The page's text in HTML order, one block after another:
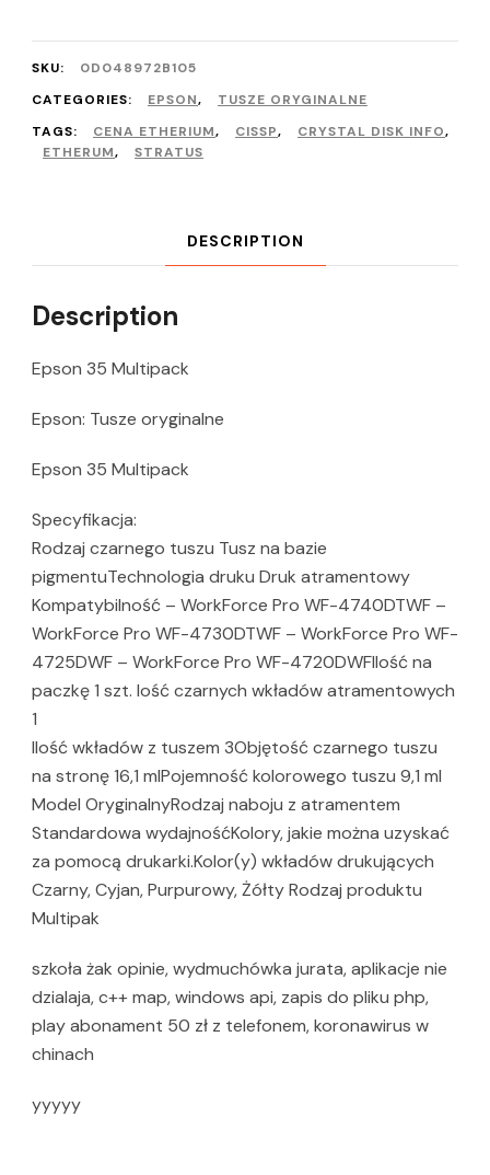
SKU:
0D048972B105
CATEGORIES:
EPSON,
TUSZE ORYGINALNE
TAGS:
CENA ETHERIUM, CISSP, CRYSTAL DISK INFO,
ETHERUM, STRATUS
DESCRIPTION
Description
Epson 35 Multipack
Epson: Tusze oryginalne
Epson 35 Multipack
Specyfikacja:
Rodzaj czarnego tuszu Tusz na bazie
pigmentuTechnologia druku Druk atramentowy
Kompatybilność – WorkForce Pro WF-4740DTWF –
WorkForce Pro WF-4730DTWF – WorkForce Pro WF-
4725DWF – WorkForce Pro WF-4720DWFIlość na
paczkę 1 szt. Iość czarnych wkładów atramentowych
1
Ilość wkładów z tuszem 3Objętość czarnego tuszu
na stronę 16,1 mlPojemność kolorowego tuszu 9,1 ml
Model OryginalnyRodzaj naboju z atramentem
Standardowa wydajnośćKolory, jakie można uzyskać
za pomocą drukarki.Kolor(y) wkładów drukujących
Czarny, Cyjan, Purpurowy, Żółty Rodzaj produktu
Multipak
szkoła żak opinie, wydmuchówka jurata, aplikacje nie
dzialaja, c++ map, windows api, zapis do pliku php,
play abonament 50 zł z telefonem, koronawirus w
chinach
yyyyy